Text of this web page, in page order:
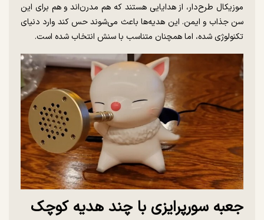
موزیکال طرح‌دار، از هدایایی هستند که هم مدرن‌اند و هم برای این
سن جذاب و ایمن. این هدیه‌ها باعث می‌شوند حس کند وارد دنیای
تکنولوژی شده، اما همچنان متناسب با سنش انتخاب شده است.
جعبه سورپرایزی با چند هدیه کوچک